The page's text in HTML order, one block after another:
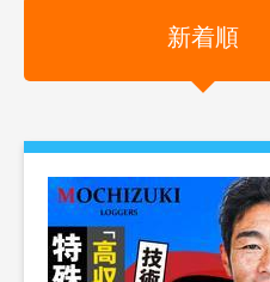
新着順